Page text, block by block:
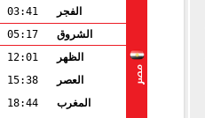
مصر
الفجر
03:41
الشروق
05:17
الظهر
12:01
العصر
15:38
المغرب
18:44